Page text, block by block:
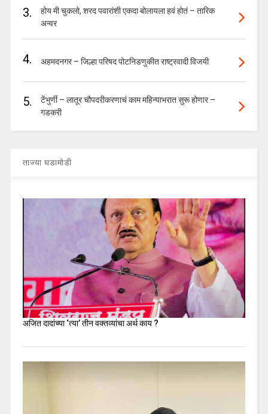
3.
होय मी चुकलो, शरद पवारांशी एकदा बोलायला हवं होतं – तारिक
अन्वर
4. अहमदनगर – जिल्हा परिषद पोटनिडणुकीत राष्ट्रवादी विजयी
5.
टेंभुर्णी – लातूर चौपदरीकरणाचं काम महिन्याभरात सुरू होणार –
गडकरी
ताज्या घडामोडी
अजित दादांच्या ‘त्या’ तीन वक्तव्यांचा अर्थ काय ?